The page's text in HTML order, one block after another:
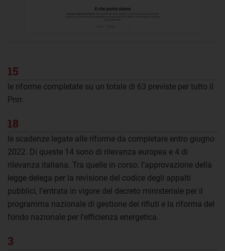
15
le riforme completate su un totale di 63 previste per tutto il
Pnrr.
18
le scadenze legate alle riforme da completare entro giugno
2022. Di queste 14 sono di rilevanza europea e 4 di
rilevanza italiana. Tra quelle in corso: l’approvazione della
legge delega per la revisione del codice degli appalti
pubblici, l’entrata in vigore del decreto ministeriale per il
programma nazionale di gestione dei rifiuti e la riforma del
fondo nazionale per l’efficienza energetica.
3